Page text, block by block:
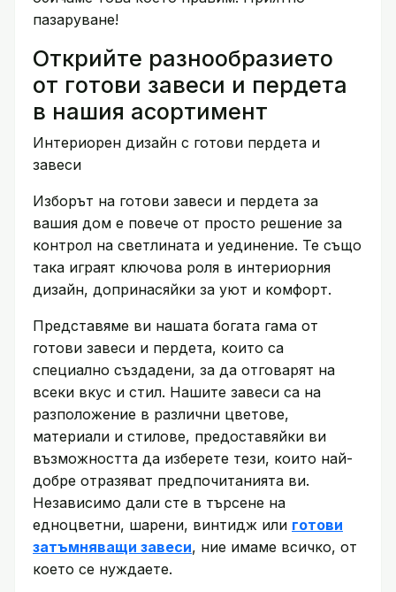
пазаруване!
Открийте разнообразието
от готови завеси и пердета
в нашия асортимент
Интериорен дизайн с готови пердета и
завеси
Изборът на готови завеси и пердета за
вашия дом е повече от просто решение за
контрол на светлината и уединение. Те също
така играят ключова роля в интериорния
дизайн, допринасяйки за уют и комфорт.
Представяме ви нашата богата гама от
готови завеси и пердета, които са
специално създадени, за да отговарят на
всеки вкус и стил. Нашите завеси са на
разположение в различни цветове,
материали и стилове, предоставяйки ви
възможността да изберете тези, които най-
добре отразяват предпочитанията ви.
Независимо дали сте в търсене на
едноцветни, шарени, винтидж или готови
затъмняващи завеси, ние имаме всичко, от
което се нуждаете.